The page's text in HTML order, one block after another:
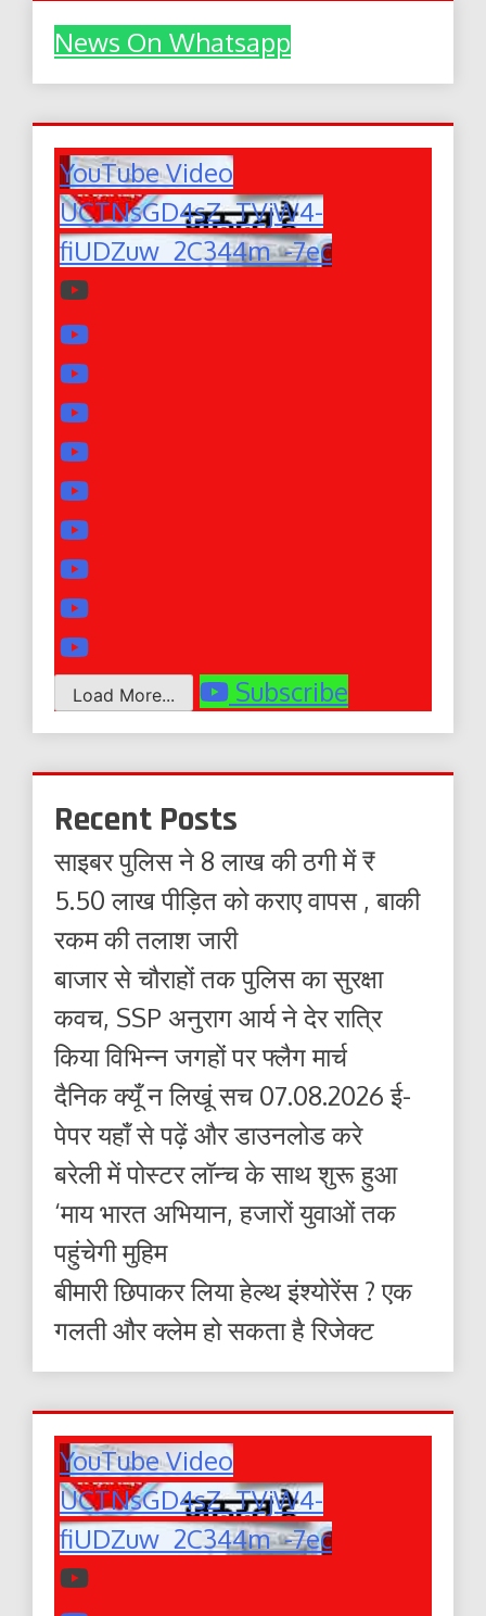
News On Whatsapp
YouTube Video
UCTNsGD4sZ_TVjW4-
fiUDZuw_2C344m_-7ec
Load More... Subscribe
Recent Posts
साइबर पुलिस ने 8 लाख की ठगी में ₹
5.50 लाख पीड़ित को कराए वापस , बाकी
रकम की तलाश जारी
बाजार से चौराहों तक पुलिस का सुरक्षा
कवच, SSP अनुराग आर्य ने देर रात्रि
किया विभिन्न जगहों पर फ्लैग मार्च
दैनिक क्यूँ न लिखूं सच 07.08.2026 ई-
पेपर यहाँ से पढ़ें और डाउनलोड करे
बरेली में पोस्टर लॉन्च के साथ शुरू हुआ
‘माय भारत अभियान, हजारों युवाओं तक
पहुंचेगी मुहिम
बीमारी छिपाकर लिया हेल्थ इंश्योरेंस ? एक
गलती और क्लेम हो सकता है रिजेक्ट
YouTube Video
UCTNsGD4sZ_TVjW4-
fiUDZuw_2C344m_-7ec